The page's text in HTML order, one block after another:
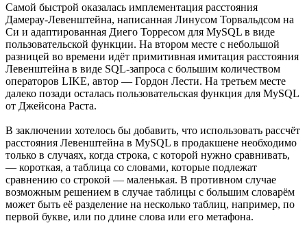
Самой быстрой оказалась имплементация расстояния
Дамерау-Левенштейна, написанная Линусом Торвальдсом на
Си и адаптированная Диего Торресом для MySQL в виде
пользовательской функции. На втором месте с небольшой
разницей во времени идёт примитивная имитация расстояния
Левенштейна в виде SQL-запроса с большим количеством
операторов LIKE, автор — Гордон Лести. На третьем месте
далеко позади осталась пользовательская функция для MySQL
от Джейсона Раста.
В заключении хотелось бы добавить, что использовать рассчёт
расстояния Левенштейна в MySQL в продакшене необходимо
только в случаях, когда строка, с которой нужно сравнивать,
— короткая, а таблица со словами, которые подлежат
сравнению со строкой — маленькая. В противном случае
возможным решением в случае таблицы с большим словарём
может быть её разделение на несколько таблиц, например, по
первой букве, или по длине слова или его метафона.